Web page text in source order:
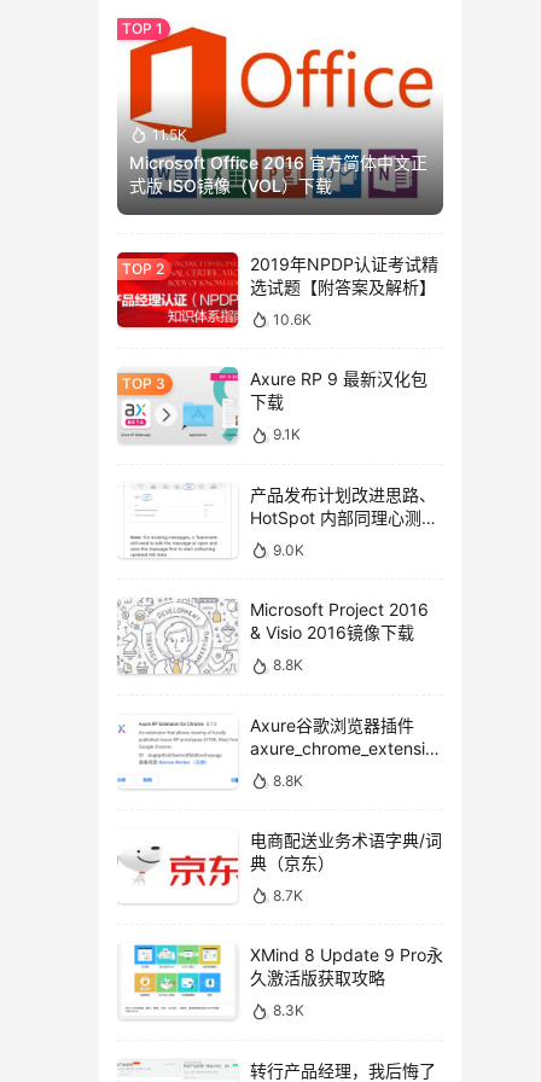
11.5K
Microsoft Office 2016 官方简体中文正
式版 ISO镜像（VOL）下载
2019年NPDP认证考试精
选试题【附答案及解析】
10.6K
Axure RP 9 最新汉化包
下载
9.1K
产品发布计划改进思路、
HotSpot 内部同理心测试
方法9.0K
Microsoft Project 2016
& Visio 2016镜像下载
8.8K
Axure谷歌浏览器插件
axure_chrome_extensio
n下载
8.8K
电商配送业务术语字典/词
典（京东）
8.7K
XMind 8 Update 9 Pro永
久激活版获取攻略
8.3K
转行产品经理，我后悔了